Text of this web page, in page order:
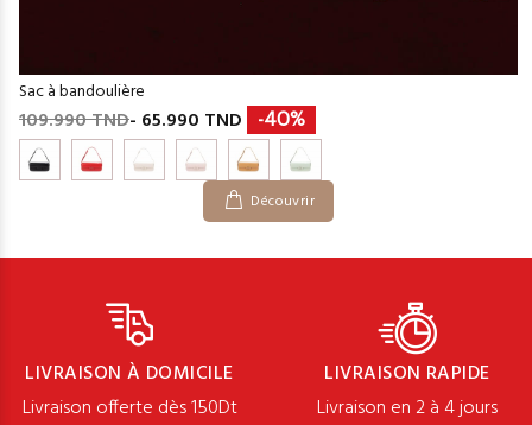
Sac à bandoulière
109.990 TND- 65.990 TND -40%
Découvrir
LIVRAISON À DOMICILE
Livraison offerte dès 150Dt
LIVRAISON RAPIDE
Livraison en 2 à 4 jours